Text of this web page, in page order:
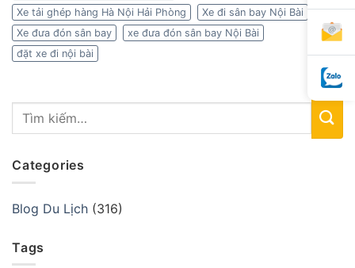
Xe tải ghép hàng Hà Nội Hải Phòng
Xe đi sân bay Nội Bài
Xe đưa đón sân bay
xe đưa đón sân bay Nội Bài
đặt xe đi nội bài
Categories
Blog Du Lịch (316)
Tags